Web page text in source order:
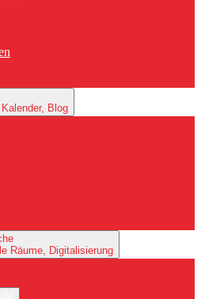
Blog
Räume, Digitalisierung